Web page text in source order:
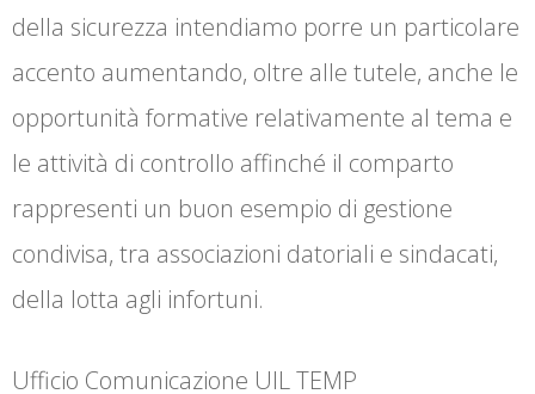
della sicurezza intendiamo porre un particolare
accento aumentando, oltre alle tutele, anche le
opportunità formative relativamente al tema e
le attività di controllo affinché il comparto
rappresenti un buon esempio di gestione
condivisa, tra associazioni datoriali e sindacati,
della lotta agli infortuni.
Ufficio Comunicazione UIL TEMP